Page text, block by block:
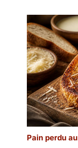
Pain perdu